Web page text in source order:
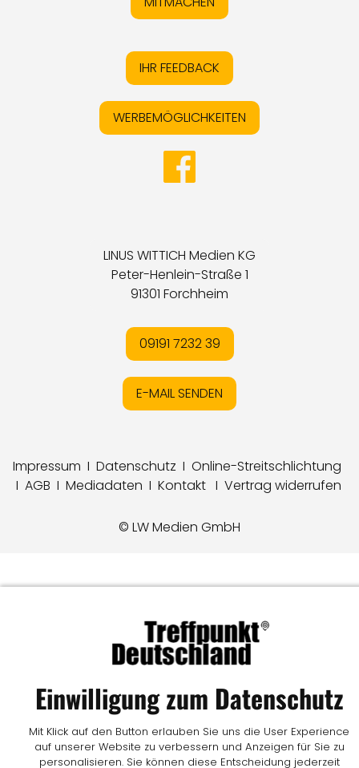
IHR FEEDBACK
WERBEMÖGLICHKEITEN
LINUS WITTICH Medien KG
Peter-Henlein-Straße 1
91301 Forchheim
09191 7232 39
E-MAIL SENDEN
Impressum I Datenschutz I Online-Streitschlichtung
I AGB I Mediadaten I Kontakt I Vertrag widerrufen
© LW Medien GmbH
Einwilligung zum Datenschutz
Mit Klick auf den Button erlauben Sie uns die User Experience
auf unserer Website zu verbessern und Anzeigen für Sie zu
personalisieren. Sie können diese Entscheidung jederzeit